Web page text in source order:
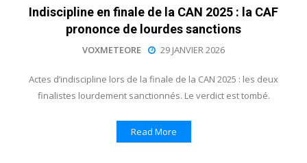
Indiscipline en finale de la CAN 2025 : la CAF
prononce de lourdes sanctions
VOXMETEORE 29 JANVIER 2026
Actes d’indiscipline lors de la finale de la CAN 2025 : les deux
finalistes lourdement sanctionnés. Le verdict est tombé.
Read More